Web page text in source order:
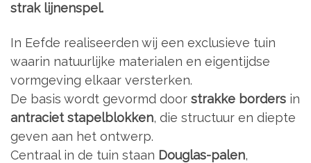
strak lijnenspel.
In Eefde realiseerden wij een exclusieve tuin
waarin natuurlijke materialen en eigentijdse
vormgeving elkaar versterken.
De basis wordt gevormd door strakke borders in
antraciet stapelblokken, die structuur en diepte
geven aan het ontwerp.
Centraal in de tuin staan Douglas-palen,